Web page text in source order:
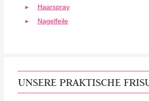
Haarspray
Nagelfeile
UNSERE PRAKTISCHE